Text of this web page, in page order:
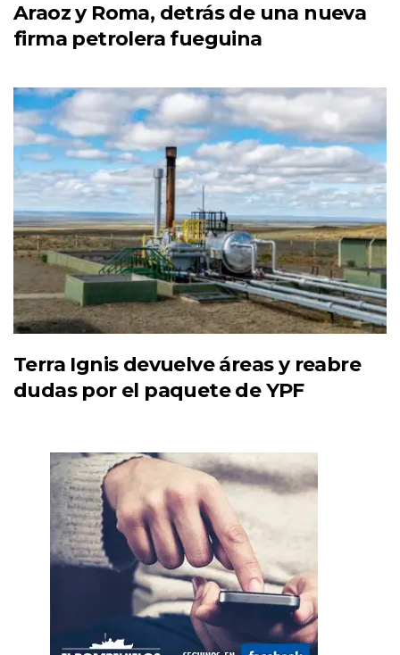
Araoz y Roma, detrás de una nueva
firma petrolera fueguina
Terra Ignis devuelve áreas y reabre
dudas por el paquete de YPF